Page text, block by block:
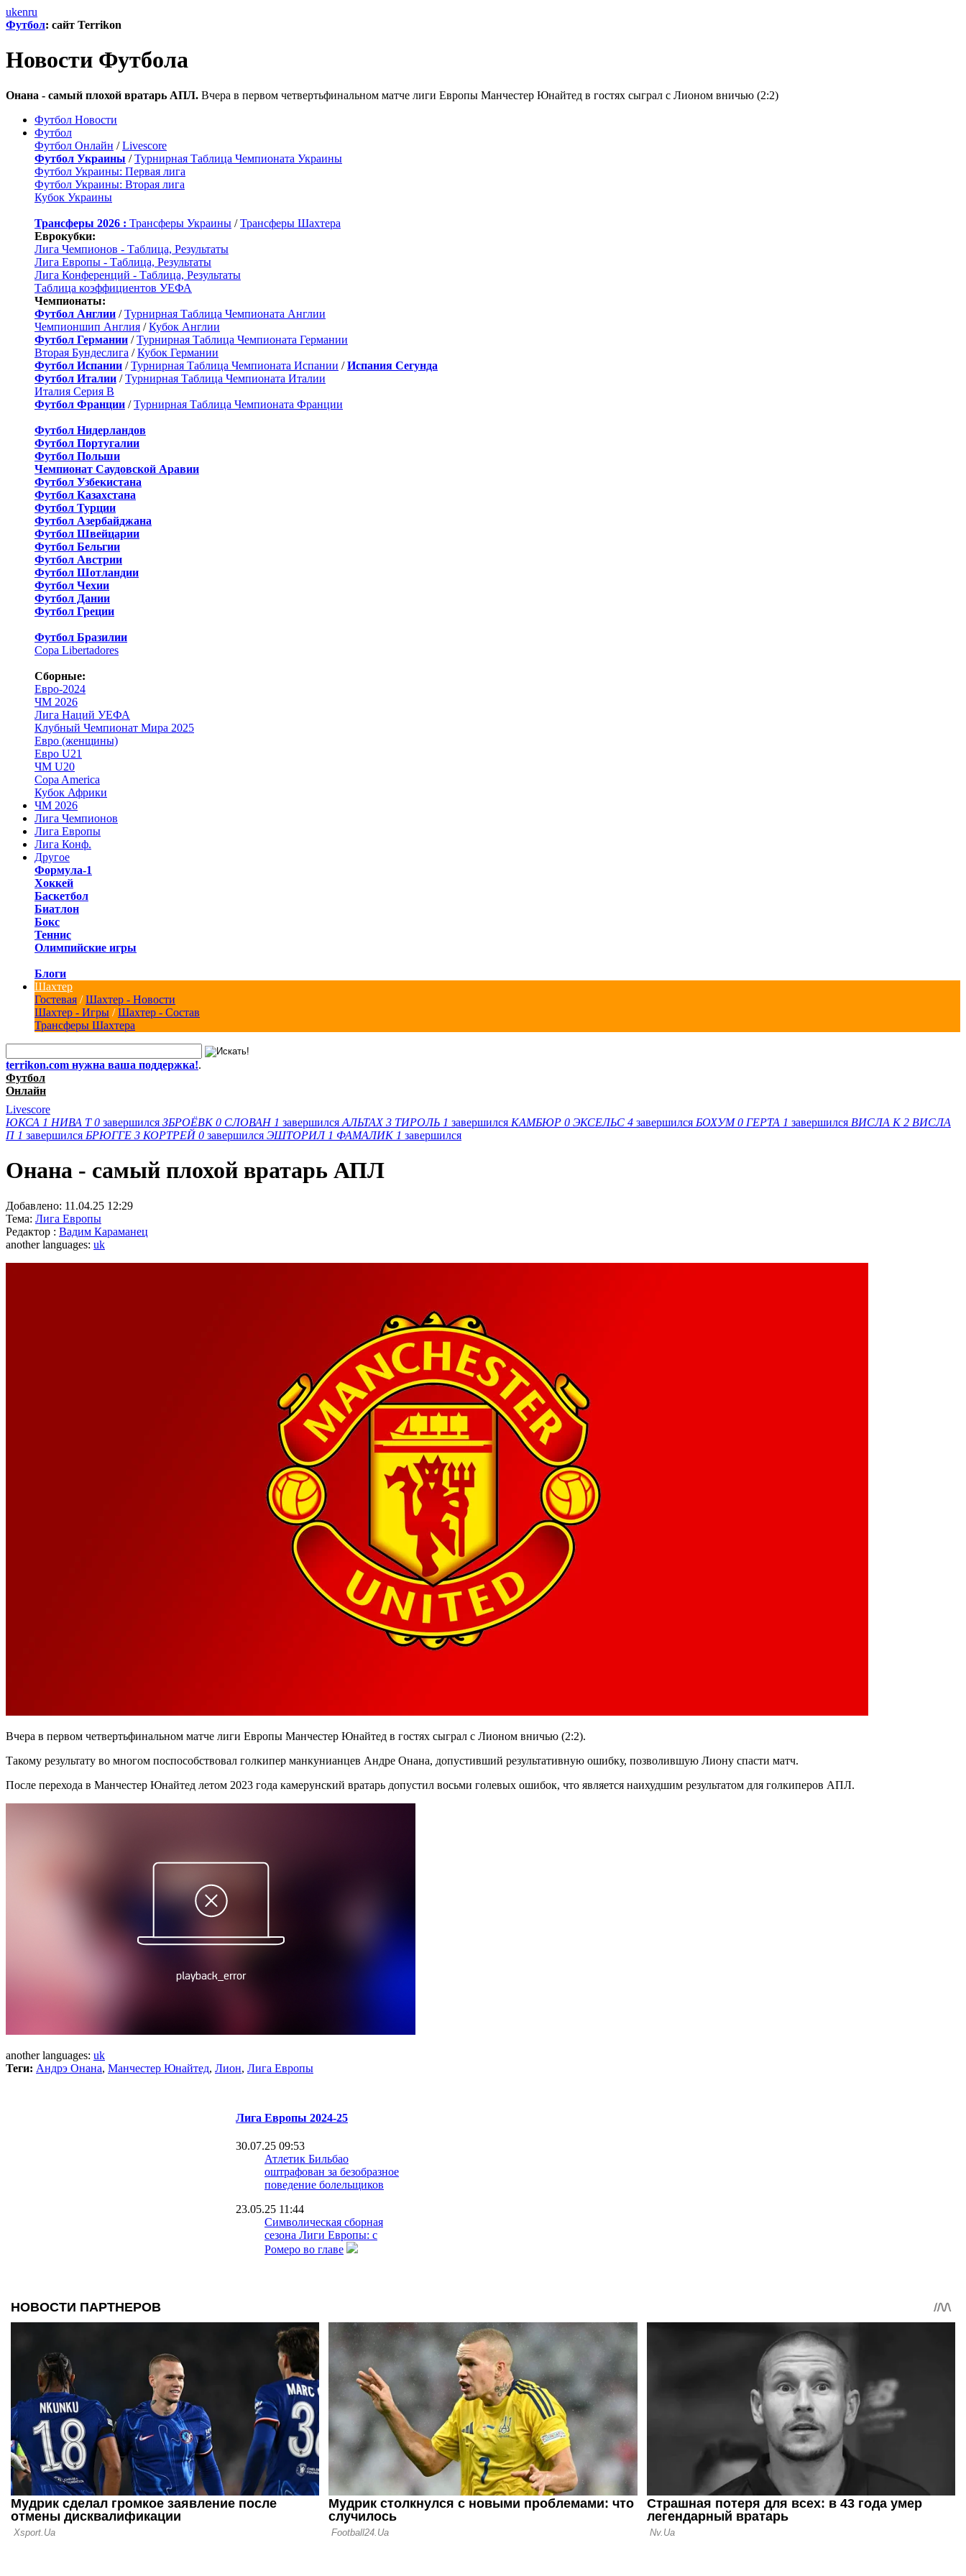
ukenru
Футбол: сайт Terrikon
Новости Футбола
Онана - самый плохой вратарь АПЛ. Вчера в первом четвертьфинальном матче лиги Европы Манчестер Юнайтед в гостях сыграл с Лионом вничью (2:2)
Футбол Новости
Футбол
Футбол Онлайн /Livescore
Футбол Украины /Турнирная Таблица Чемпионата Украины
Футбол Украины: Первая лига
Футбол Украины: Вторая лига
Кубок Украины
Трансферы 2026 : Трансферы Украины /Трансферы Шахтера
Еврокубки:
Лига Чемпионов - Таблица, Результаты
Лига Европы - Таблица, Результаты
Лига Конференций - Таблица, Результаты
Таблица коэффициентов УЕФА
Чемпионаты:
Футбол Англии /Турнирная Таблица Чемпионата Англии
Чемпионшип Англия /Кубок Англии
Футбол Германии /Турнирная Таблица Чемпионата Германии
Вторая Бундеслига /Кубок Германии
Футбол Испании /Турнирная Таблица Чемпионата Испании /Испания Сегунда
Футбол Италии /Турнирная Таблица Чемпионата Италии
Италия Серия B
Футбол Франции /Турнирная Таблица Чемпионата Франции
Футбол Нидерландов
Футбол Португалии
Футбол Польши
Чемпионат Саудовской Аравии
Футбол Узбекистана
Футбол Казахстана
Футбол Турции
Футбол Азербайджана
Футбол Швейцарии
Футбол Бельгии
Футбол Австрии
Футбол Шотландии
Футбол Чехии
Футбол Дании
Футбол Греции
Футбол Бразилии
Copa Libertadores
Сборные:
Евро-2024
ЧМ 2026
Лига Наций УЕФА
Клубный Чемпионат Мира 2025
Евро (женщины)
Евро U21
ЧМ U20
Copa America
Кубок Африки
ЧМ 2026
Лига Чемпионов
Лига Европы
Лига Конф.
Другое
Формула-1
Хоккей
Баскетбол
Биатлон
Бокс
Теннис
Олимпийские игры
Блоги
Шахтер
Гостевая /Шахтер - Новости
Шахтер - Игры /Шахтер - Состав
Трансферы Шахтера
terrikon.com нужна ваша поддержка!.
Футбол
Онлайн
Livescore
ЮКСА 1 НИВА Т 0 завершился ЗБРОЁВК 0 СЛОВАН 1 завершился АЛЬТАХ 3 ТИРОЛЬ 1 завершился КАМБЮР 0 ЭКСЕЛЬС 4 завершился БОХУМ 0 ГЕРТА 1 завершился ВИСЛА K 2 ВИСЛА
П 1 завершился БРЮГГЕ 3 КОРТРЕЙ 0 завершился ЭШТОРИЛ 1 ФАМАЛИК 1 завершился
Онана - самый плохой вратарь АПЛ
Добавлено: 11.04.25 12:29
Тема: Лига Европы
Редактор : Вадим Караманец
another languages: uk
Вчера в первом четвертьфинальном матче лиги Европы Манчестер Юнайтед в гостях сыграл с Лионом вничью (2:2).
Такому результату во многом поспособствовал голкипер манкунианцев Андре Онана, допустивший результативную ошибку, позволившую Лиону спасти матч.
После перехода в Манчестер Юнайтед летом 2023 года камерунский вратарь допустил восьми голевых ошибок, что является наихудшим результатом для голкиперов АПЛ.
another languages: uk
Теги: Андрэ Онана, Манчестер Юнайтед, Лион, Лига Европы
Лига Европы 2024-25
30.07.25 09:53
Атлетик Бильбао
оштрафован за безобразное
поведение болельщиков
23.05.25 11:44
Символическая сборная
сезона Лиги Европы: с
Ромеро во главе
22.05.25 16:25
Ван де Вен: Земля возле
ворот Тоттенхэма была
совсем не мягкая
22.05.25 13:01
Суперкубок УЕФА примет
Удине